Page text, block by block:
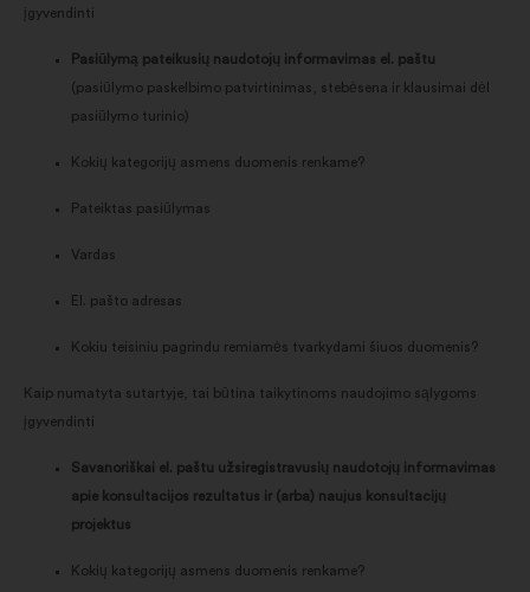
įgyvendinti
Pasiūlymą pateikusių naudotojų informavimas el. paštu
(pasiūlymo paskelbimo patvirtinimas, stebėsena ir klausimai dėl
pasiūlymo turinio)
Kokių kategorijų asmens duomenis renkame?
Pateiktas pasiūlymas
Vardas
El. pašto adresas
Kokiu teisiniu pagrindu remiamės tvarkydami šiuos duomenis?
Kaip numatyta sutartyje, tai būtina taikytinoms naudojimo sąlygoms
įgyvendinti
Savanoriškai el. paštu užsiregistravusių naudotojų informavimas
apie konsultacijos rezultatus ir (arba) naujus konsultacijų
projektus
Kokių kategorijų asmens duomenis renkame?